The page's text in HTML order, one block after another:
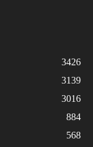
3426
3139
3016
884
568